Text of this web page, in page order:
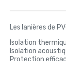
Les lanières de
Isolation
Isolation
Protection